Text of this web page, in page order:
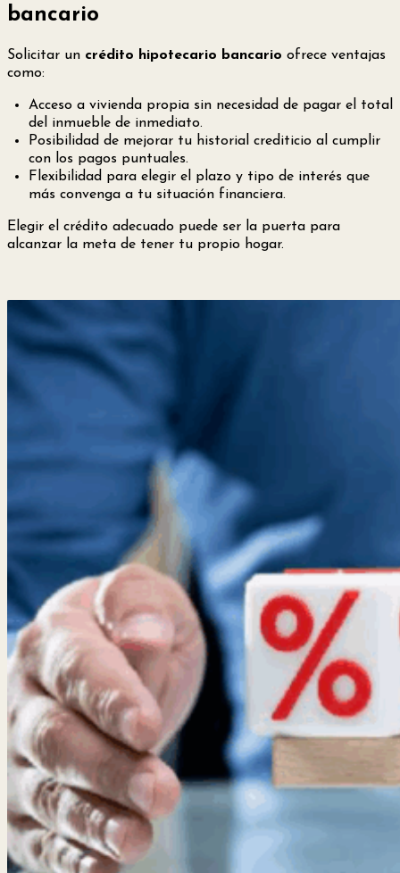
bancario
Solicitar un crédito hipotecario bancario ofrece ventajas
como:
Acceso a vivienda propia sin necesidad de pagar el total
del inmueble de inmediato.
Posibilidad de mejorar tu historial crediticio al cumplir
con los pagos puntuales.
Flexibilidad para elegir el plazo y tipo de interés que
más convenga a tu situación financiera.
Elegir el crédito adecuado puede ser la puerta para
alcanzar la meta de tener tu propio hogar.